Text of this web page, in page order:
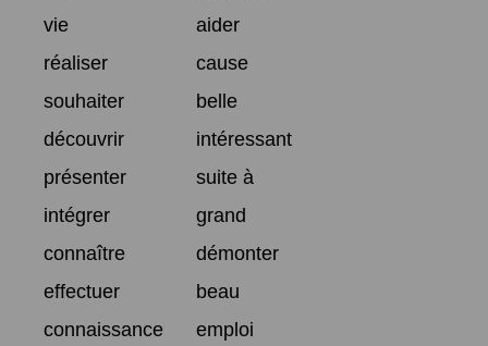
vie
aider
réaliser
cause
souhaiter
belle
découvrir
intéressant
présenter
suite à
intégrer
grand
connaître
démonter
effectuer
beau
connaissance
emploi